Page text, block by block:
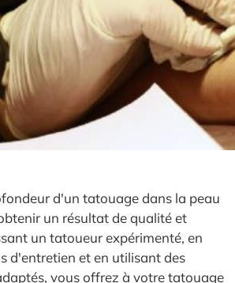
d'un tatouage dans la peau
un résultat de qualité et
un tatoueur expérimenté, en
d'entretien et en utilisant des
vous offrez à votre tatouage